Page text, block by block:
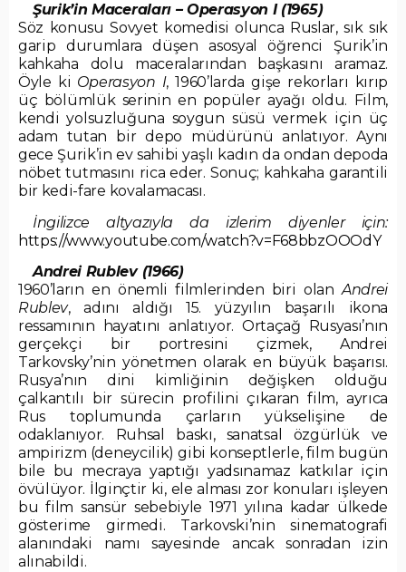
Şurik’in Maceraları – Operasyon I (1965)
Söz konusu Sovyet komedisi olunca Ruslar, sık sık
garip durumlara düşen asosyal öğrenci Şurik’in
kahkaha dolu maceralarından başkasını aramaz.
Öyle ki Operasyon I, 1960’larda gişe rekorları kırıp
üç bölümlük serinin en popüler ayağı oldu. Film,
kendi yolsuzluğuna soygun süsü vermek için üç
adam tutan bir depo müdürünü anlatıyor. Aynı
gece Şurik’in ev sahibi yaşlı kadın da ondan depoda
nöbet tutmasını rica eder. Sonuç; kahkaha garantili
bir kedi-fare kovalamacası.
İngilizce altyazıyla da izlerim diyenler için:
https://www.youtube.com/watch?v=F68bbzOOOdY
Andrei Rublev (1966)
1960’ların en önemli filmlerinden biri olanAndrei
Rublev, adını aldığı 15. yüzyılın başarılı ikona
ressamının hayatını anlatıyor. Ortaçağ Rusyası’nın
gerçekçi bir portresini çizmek, Andrei
Tarkovsky’nin yönetmen olarak en büyük başarısı.
Rusya’nın dini kimliğinin değişken olduğu
çalkantılı bir sürecin profilini çıkaran film, ayrıca
Rus toplumunda çarların yükselişine de
odaklanıyor. Ruhsal baskı, sanatsal özgürlük ve
ampirizm (deneycilik) gibi konseptlerle, film bugün
bile bu mecraya yaptığı yadsınamaz katkılar için
övülüyor. İlginçtir ki, ele alması zor konuları işleyen
bu film sansür sebebiyle 1971 yılına kadar ülkede
gösterime girmedi. Tarkovski’nin sinematografi
alanındaki namı sayesinde ancak sonradan izin
alınabildi.